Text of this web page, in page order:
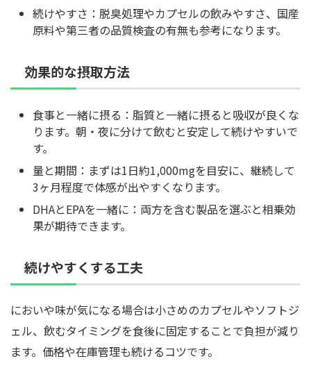
続けやすさ：脱臭処理やカプセルの飲みやすさ、国産
原料や第三者の品質検査の有無も参考になります。
効果的な摂取方法
食事と一緒に摂る：脂質と一緒に摂ると吸収が良くな
ります。朝・夜に分けて飲むと安定して続けやすいで
す。
量と期間：まずは1日約1,000mgを目安に、継続して
3ヶ月程度で体感が出やすくなります。
DHAとEPAを一緒に：両方を含む製品を選ぶと相乗効
果が期待できます。
続けやすくする工夫
においや味が気になる場合は小さめのカプセルやソフトジ
ェル、飲むタイミングを食後に固定することで負担が減り
ます。価格や在庫管理も続けるコツです。